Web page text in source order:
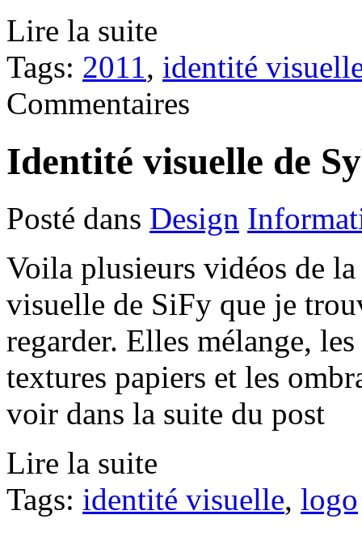
Lire la suite
Tags: 2011, identité
Commentaires
Identité visuelle de
Posté dans Design
Voila plusieurs vidéos de
visuelle de SiFy que je
regarder. Elles mélange,
textures papiers et les
voir dans la suite du post
Lire la suite
Tags: identité visuelle, logo